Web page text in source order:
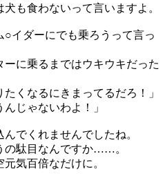
も食わないって言いますよ。
○イダーにでも乗ろうって言っ
ーに乗るまではウキウキだった
くなるにきまってるだろ！」
じゃないわよ！」
でくれませんでしたね。
の駄目なんですか……。
気百倍なだけに。